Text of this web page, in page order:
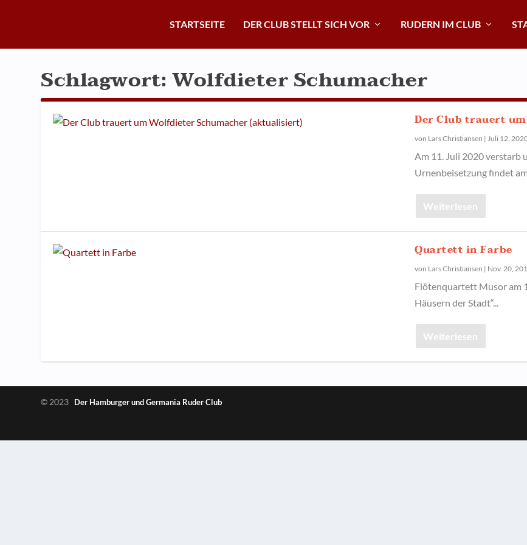
STARTSEITE DER CLUB STELLT SICH VOR RUDERN IM CLUB
Schlagwort:Wolfdieter Schumacher
Der Club trauert
von Lars Christiansen | Juli 12,
Am 11. Juli 2020 verstarb
Urnenbeisetzung findet
Weiterlesen
Quartett in Farbe
von Lars Christiansen | Nov. 20,
Flötenquartett Musor am
Häusern der Stadt“...
Weiterlesen
© 2023 Der Hamburger und Germania Ruder Club